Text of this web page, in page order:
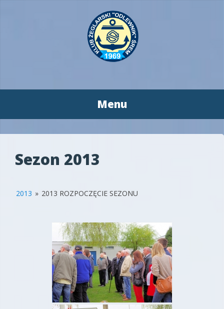
Menu
Przeskocz
do
Sezon 2013
2013 » 2013 ROZPOCZĘCIE SEZONU